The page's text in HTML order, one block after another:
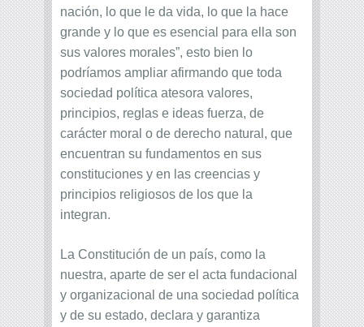
nación, lo que le da vida, lo que la hace
grande y lo que es esencial para ella son
sus valores morales”, esto bien lo
podríamos ampliar afirmando que toda
sociedad política atesora valores,
principios, reglas e ideas fuerza, de
carácter moral o de derecho natural, que
encuentran su fundamentos en sus
constituciones y en las creencias y
principios religiosos de los que la
integran.
La Constitución de un país, como la
nuestra, aparte de ser el acta fundacional
y organizacional de una sociedad política
y de su estado, declara y garantiza